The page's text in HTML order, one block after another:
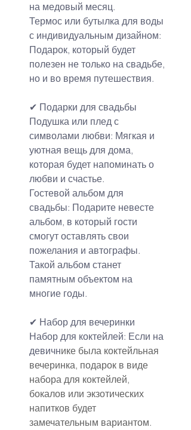
на медовый месяц.
Термос или бутылка для воды
с индивидуальным дизайном:
Подарок, который будет
полезен не только на свадьбе,
но и во время путешествия.
✔ Подарки для свадьбы
Подушка или плед с
символами любви: Мягкая и
уютная вещь для дома,
которая будет напоминать о
любви и счастье.
Гостевой альбом для
свадьбы: Подарите невесте
альбом, в который гости
смогут оставлять свои
пожелания и автографы.
Такой альбом станет
памятным объектом на
многие годы.
✔ Набор для вечеринки
Набор для коктейлей: Если на
девичнике была коктейльная
вечеринка, подарок в виде
набора для коктейлей,
бокалов или экзотических
напитков будет
замечательным вариантом.